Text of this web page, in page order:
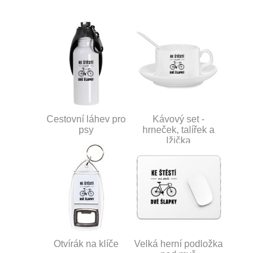
Cestovní láhev pro
psy
Kávový set -
hrneček, talířek a
lžička
Otvírák na klíče
Velká herní podložka